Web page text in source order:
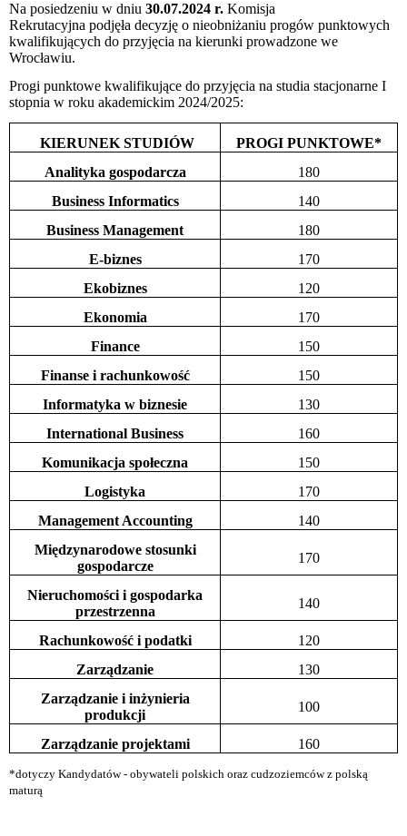
Na posiedzeniu w dniu 30.07.2024 r. Komisja
Rekrutacyjna podjęła decyzję o nieobniżaniu progów punktowych
kwalifikujących do przyjęcia na kierunki prowadzone we
Wrocławiu.
Progi punktowe kwalifikujące do przyjęcia na studia stacjonarne I
stopnia w roku akademickim 2024/2025:
KIERUNEK STUDIÓW
PROGI PUNKTOWE*
Analityka gospodarcza
180
Business Informatics
140
Business Management
180
E-biznes
170
Ekobiznes
120
Ekonomia
170
Finance
150
Finanse i rachunkowość
150
Informatyka w biznesie
130
International Business
160
Komunikacja społeczna
150
Logistyka
170
Management Accounting
140
Międzynarodowe stosunki
gospodarcze
170
Nieruchomości i gospodarka
przestrzenna
140
Rachunkowość i podatki
120
Zarządzanie
130
Zarządzanie i inżynieria
produkcji
100
Zarządzanie projektami 160
*dotyczy Kandydatów - obywateli polskich oraz cudzoziemców z polską
maturą